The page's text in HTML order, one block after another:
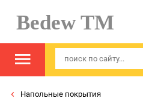
Bedew TM
Напольные покрытия